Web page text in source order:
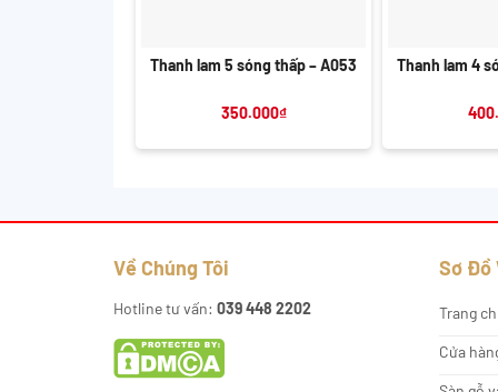
Thanh lam 5 sóng thấp – A053
350.000₫
Thanh lam 4
Về Chúng Tôi
Hotline tư vấn: 039 448 2202
Sơ Đồ
Trang
Cửa